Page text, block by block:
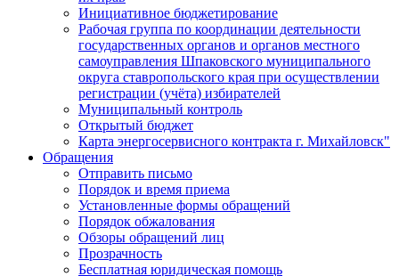
Инициативное бюджетирование
Рабочая группа по координации деятельности
государственных органов и органов местного
самоуправления Шпаковского муниципального
округа ставропольского края при осуществлении
регистрации (учёта) избирателей
Муниципальный контроль
Открытый бюджет
Карта энергосервисного контракта г. Михайловск"
Обращения
Отправить письмо
Порядок и время приема
Установленные формы обращений
Порядок обжалования
Обзоры обращений лиц
Прозрачность
Бесплатная юридическая помощь